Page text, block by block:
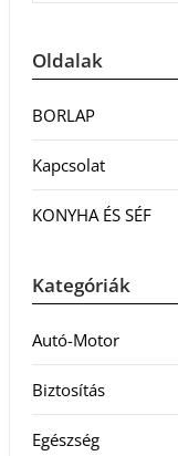
Oldalak
BORLAP
Kapcsolat
KONYHA ÉS SÉF
Kategóriák
Autó-Motor
Biztosítás
Egészség